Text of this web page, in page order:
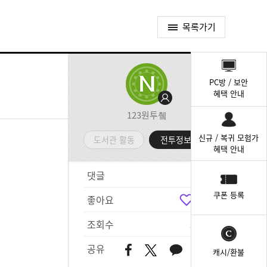
목록가기
123원투췤
도서관 활동 전투정보실
댓글
좋아요
조회수
559
공유
PC방 / 보안
혜택 안내
신규 / 복귀 모험가
혜택 안내
쿠폰 등록
캐시/환불